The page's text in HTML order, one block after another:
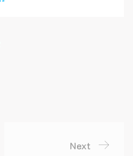
Next